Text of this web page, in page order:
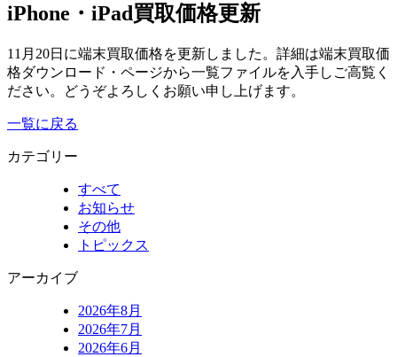
iPhone・iPad買取価格更新
11月20日に端末買取価格を更新しました。詳細は端末買取価
格ダウンロード・ページから一覧ファイルを入手しご高覧く
ださい。どうぞよろしくお願い申し上げます。
一覧に戻る
カテゴリー
すべて
お知らせ
その他
トピックス
アーカイブ
2026年8月
2026年7月
2026年6月